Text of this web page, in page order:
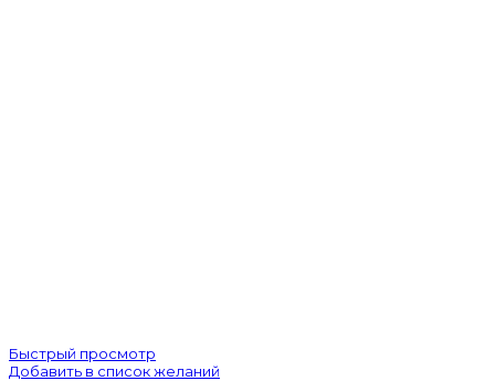
Быстрый просмотр
Добавить в список желаний